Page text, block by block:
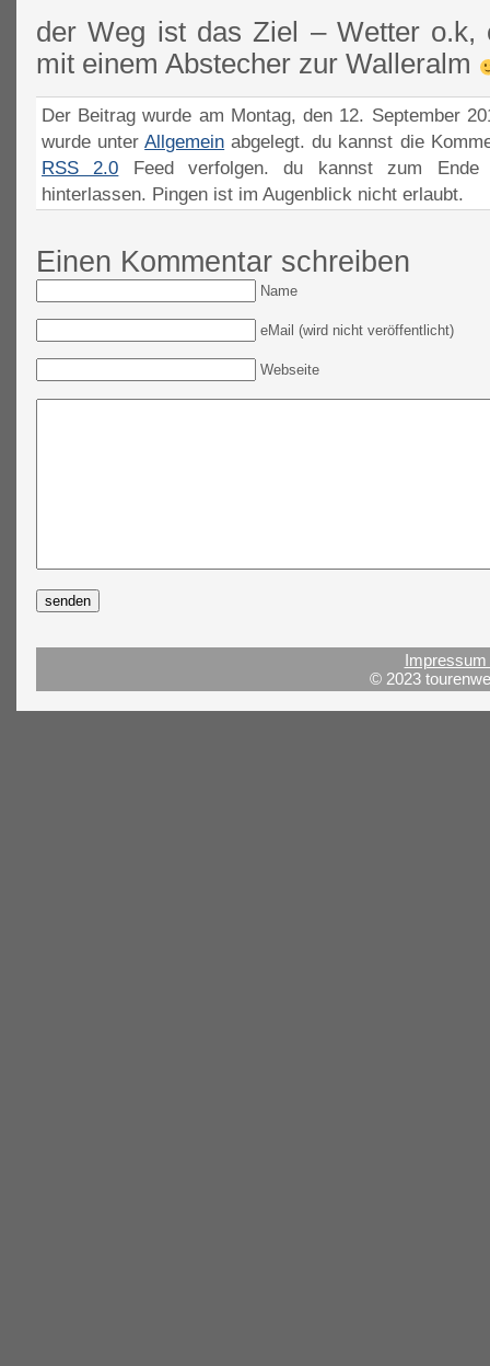
der Weg ist das Ziel – Wetter o.k,
mit einem Abstecher zur Walleralm
Der Beitrag wurde am Montag, den 12. September
wurde unterAllgemein abgelegt. du kannst die
RSS 2.0 Feed verfolgen. du kannst zum Ende
hinterlassen. Pingen ist im Augenblick nicht erlaubt.
Einen Kommentar schreiben
Name
eMail (wird nicht veröffentlicht)
Webseite
© 2023